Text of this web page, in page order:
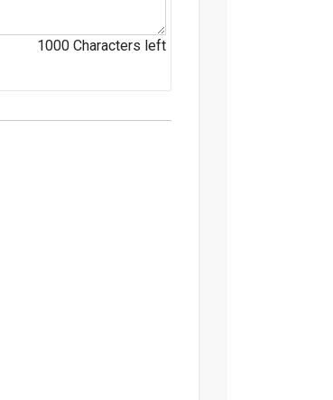
1000 Characters left